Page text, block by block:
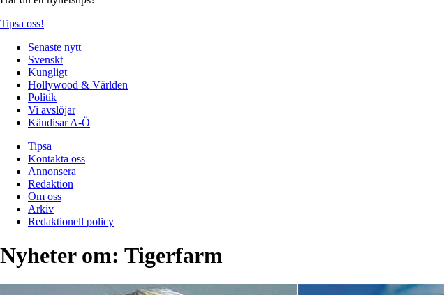
Tipsa oss!
Senaste nytt
Svenskt
Kungligt
Hollywood & Världen
Politik
Vi avslöjar
Kändisar A-Ö
Tipsa
Kontakta oss
Annonsera
Redaktion
Om oss
Arkiv
Redaktionell policy
Nyheter om: Tigerfarm